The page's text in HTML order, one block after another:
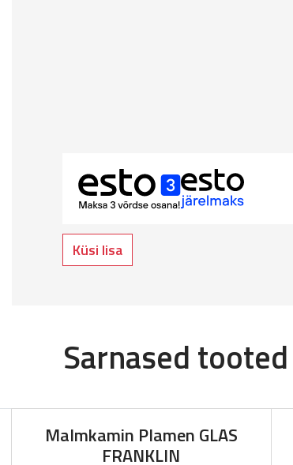
Küsi lisa
Sarnased tooted
Malmkamin Plamen GLAS
FRANKLIN